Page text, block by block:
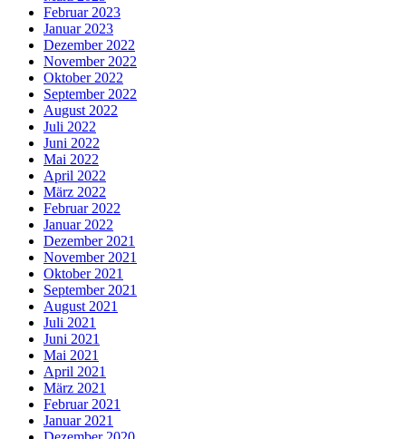
Februar 2023
Januar 2023
Dezember 2022
November 2022
Oktober 2022
September 2022
August 2022
Juli 2022
Juni 2022
Mai 2022
April 2022
März 2022
Februar 2022
Januar 2022
Dezember 2021
November 2021
Oktober 2021
September 2021
August 2021
Juli 2021
Juni 2021
Mai 2021
April 2021
März 2021
Februar 2021
Januar 2021